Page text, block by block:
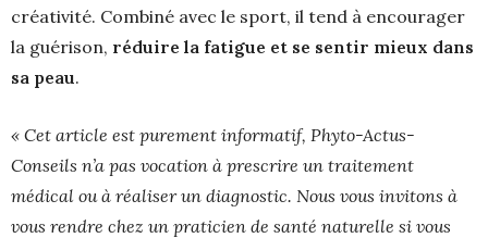
créativité. Combiné avec le sport, il tend à encourager
la guérison, réduire la fatigue et se sentir mieux dans
sa peau.
« Cet article est purement informatif, Phyto-Actus-
Conseils n’a pas vocation à prescrire un traitement
médical ou à réaliser un diagnostic. Nous vous invitons à
vous rendre chez un praticien de santé naturelle si vous